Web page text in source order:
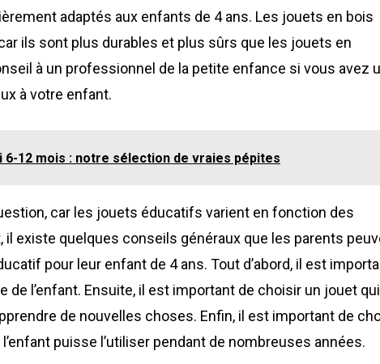
adaptés aux enfants de 4 ans. Les jouets en bois
ils sont plus durables et plus sûrs que les jouets en
à un professionnel de la petite enfance si vous avez
à votre enfant.
12 mois : notre sélection de vraies pépites
car les jouets éducatifs varient en fonction des
existe quelques conseils généraux que les parents
pour leur enfant de 4 ans. Tout d’abord, il est
de l’enfant. Ensuite, il est important de choisir un jouet qui
de nouvelles choses. Enfin, il est important de
puisse l’utiliser pendant de nombreuses années.